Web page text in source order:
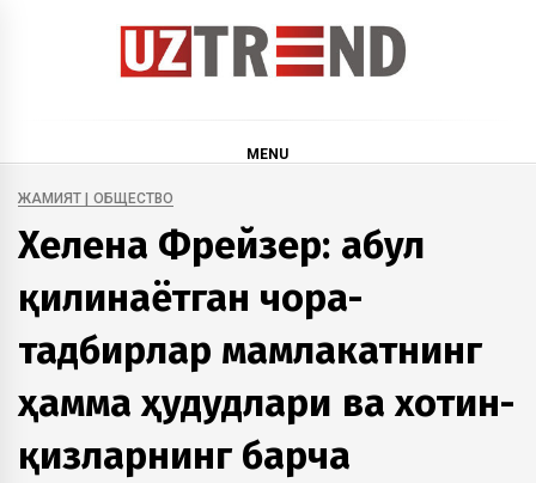
MENU
ЖАМИЯТ | ОБЩЕСТВО
Хелена Фрейзер: Қабул
қилинаётган чора-
тадбирлар мамлакатнинг
ҳамма ҳудудлари ва хотин-
қизларнинг барча